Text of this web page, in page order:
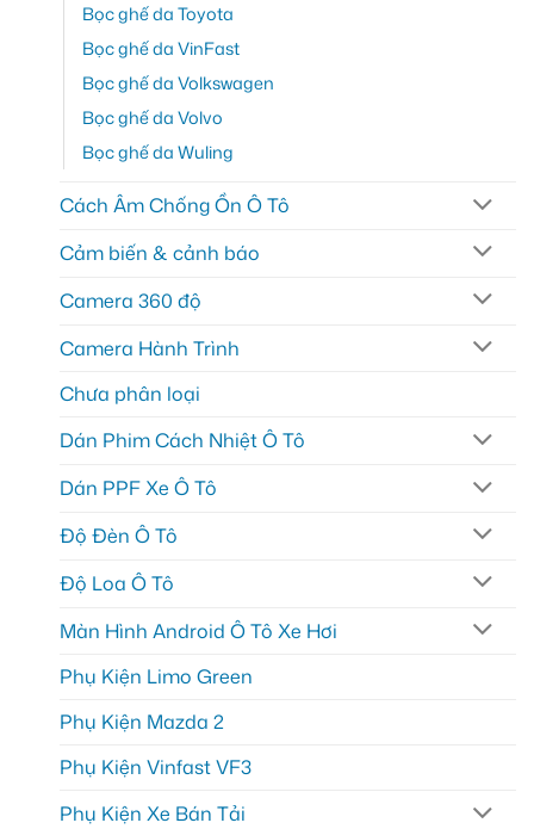
Bọc ghế da Toyota
Bọc ghế da VinFast
Bọc ghế da Volkswagen
Bọc ghế da Volvo
Bọc ghế da Wuling
Cách Âm Chống Ồn Ô Tô
Cảm biến & cảnh báo
Camera 360 độ
Camera Hành Trình
Chưa phân loại
Dán Phim Cách Nhiệt Ô Tô
Dán PPF Xe Ô Tô
Độ Đèn Ô Tô
Độ Loa Ô Tô
Màn Hình Android Ô Tô Xe Hơi
Phụ Kiện Limo Green
Phụ Kiện Mazda 2
Phụ Kiện Vinfast VF3
Phụ Kiện Xe Bán Tải